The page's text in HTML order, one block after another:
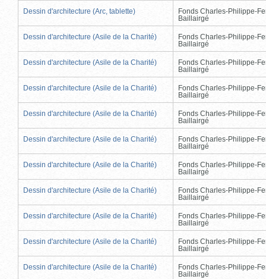
Dessin d'architecture (Arc, tablette)
Fonds Charles-Philippe-
Baillairgé
Dessin d'architecture (Asile de la Charité)
Fonds Charles-Philippe-
Baillairgé
Dessin d'architecture (Asile de la Charité)
Fonds Charles-Philippe-
Baillairgé
Dessin d'architecture (Asile de la Charité)
Fonds Charles-Philippe-
Baillairgé
Dessin d'architecture (Asile de la Charité)
Fonds Charles-Philippe-
Baillairgé
Dessin d'architecture (Asile de la Charité)
Fonds Charles-Philippe-
Baillairgé
Dessin d'architecture (Asile de la Charité)
Fonds Charles-Philippe-
Baillairgé
Dessin d'architecture (Asile de la Charité)
Fonds Charles-Philippe-
Baillairgé
Dessin d'architecture (Asile de la Charité)
Fonds Charles-Philippe-
Baillairgé
Dessin d'architecture (Asile de la Charité)
Fonds Charles-Philippe-
Baillairgé
Dessin d'architecture (Asile de la Charité)
Fonds Charles-Philippe-
Baillairgé